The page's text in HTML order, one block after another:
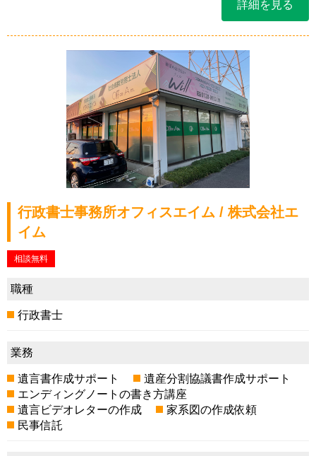
詳細を見る
行政書士事務所オフィスエイム / 株式会社エ
イム
相談無料
職種
行政書士
業務
遺言書作成サポート
遺産分割協議書作成サポート
エンディングノートの書き方講座
遺言ビデオレターの作成
家系図の作成依頼
民事信託